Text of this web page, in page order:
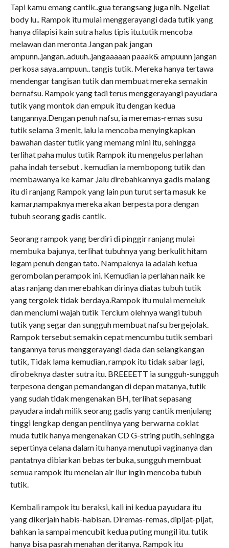
Tapi kamu emang cantik..gua terangsang juga nih. Ngeliat
body lu.. Rampok itu mulai menggerayangi dada tutik yang
hanya dilapisi kain sutra halus tipis itu.tutik mencoba
melawan dan meronta Jangan pak jangan
ampunn..jangan..aduuh..jangaaaaan paaak& ampuunn jangan
perkosa saya..ampuun.. tangis tutik. Mereka hanya tertawa
mendengar tangisan tutik dan membuat mereka semakin
bernafsu. Rampok yang tadi terus menggerayangi payudara
tutik yang montok dan empuk itu dengan kedua
tangannya.Dengan penuh nafsu, ia meremas-remas susu
tutik selama 3 menit, lalu ia mencoba menyingkapkan
bawahan daster tutik yang memang mini itu, sehingga
terlihat paha mulus tutik Rampok itu mengelus perlahan
paha indah tersebut . kemudian ia membopong tutik dan
membawanya ke kamar ,lalu direbahkannya gadis malang
itu di ranjang Rampok yang lain pun turut serta masuk ke
kamar,nampaknya mereka akan berpesta pora dengan
tubuh seorang gadis cantik.
Seorang rampok yang berdiri di pinggir ranjang mulai
membuka bajunya, terlihat tubuhnya yang berkulit hitam
legam penuh dengan tato. Nampaknya ia adalah ketua
gerombolan perampok ini. Kemudian ia perlahan naik ke
atas ranjang dan merebahkan dirinya diatas tubuh tutik
yang tergolek tidak berdaya.Rampok itu mulai memeluk
dan menciumi wajah tutik Tercium olehnya wangi tubuh
tutik yang segar dan sungguh membuat nafsu bergejolak.
Rampok tersebut semakin cepat mencumbu tutik sembari
tangannya terus menggerayangi dada dan selangkangan
tutik, Tidak lama kemudian, rampok itu tidak sabar lagi,
dirobeknya daster sutra itu. BREEEETT ia sungguh-sungguh
terpesona dengan pemandangan di depan matanya, tutik
yang sudah tidak mengenakan BH, terlihat sepasang
payudara indah milik seorang gadis yang cantik menjulang
tinggi lengkap dengan pentilnya yang berwarna coklat
muda tutik hanya mengenakan CD G-string putih, sehingga
sepertinya celana dalam itu hanya menutupi vaginanya dan
pantatnya dibiarkan bebas terbuka, sungguh membuat
semua rampok itu menelan air liur ingin mencoba tubuh
tutik.
Kembali rampok itu beraksi, kali ini kedua payudara itu
yang dikerjain habis-habisan. Diremas-remas, dipijat-pijat,
bahkan ia sampai mencubit kedua puting mungil itu. tutik
hanya bisa pasrah menahan deritanya. Rampok itu